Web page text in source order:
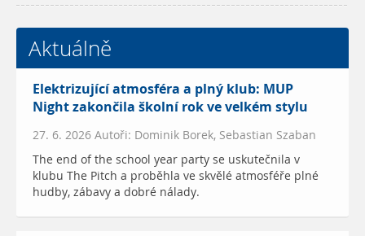
Aktuálně
Elektrizující atmosféra a plný klub: MUP
Night zakončila školní rok ve velkém stylu
27. 6. 2026 Autoři: Dominik Borek, Sebastian Szaban
The end of the school year party se uskutečnila v
klubu The Pitch a proběhla ve skvělé atmosféře plné
hudby, zábavy a dobré nálady.